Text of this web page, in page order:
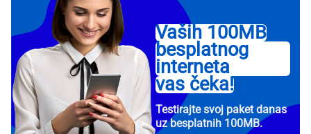
Vaših 100MB
besplatnog
interneta
vas čeka!
Testirajte svoj paket danas
uz besplatnih 100MB.